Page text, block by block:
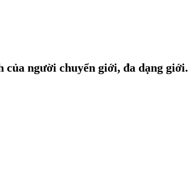
của người chuyển giới, đa dạng giới.